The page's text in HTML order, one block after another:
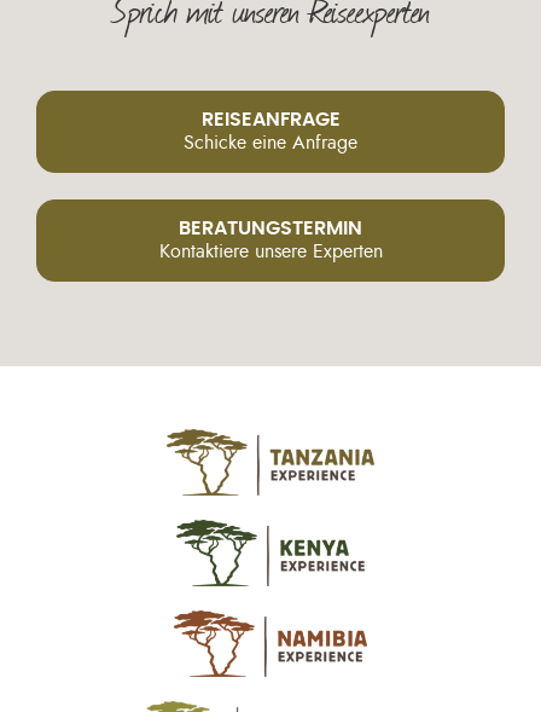
REISEANFRAGE
Schicke eine Anfrage
BERATUNGSTERMIN
Kontaktiere unsere Experten